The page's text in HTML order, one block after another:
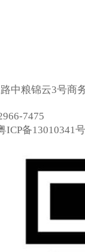
中粮锦云3号商
7475
ICP备13010341号